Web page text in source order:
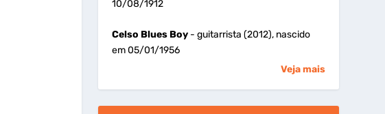
10/08/1912
Celso Blues Boy- guitarrista (2012), nascido
em 05/01/1956
Veja mais